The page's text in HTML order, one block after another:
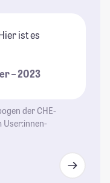
ist es
– 2023
der CHE-
User:innen-